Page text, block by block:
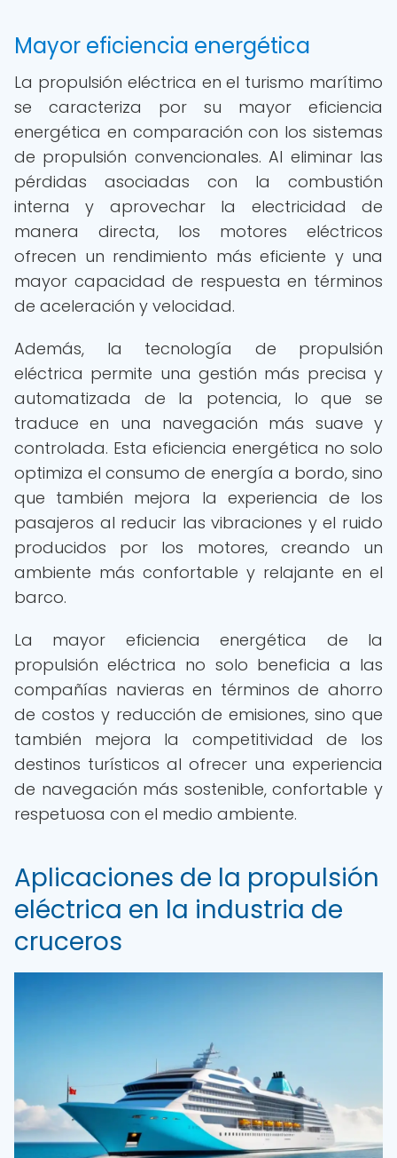
Mayor eficiencia energética
La propulsión eléctrica en el turismo marítimo
se caracteriza por su mayor eficiencia
energética en comparación con los sistemas
de propulsión convencionales. Al eliminar las
pérdidas asociadas con la combustión
interna y aprovechar la electricidad de
manera directa, los motores eléctricos
ofrecen un rendimiento más eficiente y una
mayor capacidad de respuesta en términos
de aceleración y velocidad.
Además, la tecnología de propulsión
eléctrica permite una gestión más precisa y
automatizada de la potencia, lo que se
traduce en una navegación más suave y
controlada. Esta eficiencia energética no solo
optimiza el consumo de energía a bordo, sino
que también mejora la experiencia de los
pasajeros al reducir las vibraciones y el ruido
producidos por los motores, creando un
ambiente más confortable y relajante en el
barco.
La mayor eficiencia energética de la
propulsión eléctrica no solo beneficia a las
compañías navieras en términos de ahorro
de costos y reducción de emisiones, sino que
también mejora la competitividad de los
destinos turísticos al ofrecer una experiencia
de navegación más sostenible, confortable y
respetuosa con el medio ambiente.
Aplicaciones de la propulsión
eléctrica en la industria de
cruceros